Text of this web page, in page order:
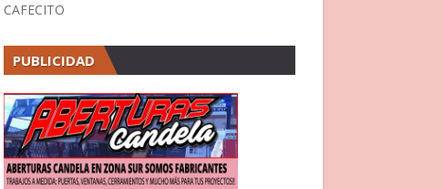
CAFECITO
PUBLICIDAD